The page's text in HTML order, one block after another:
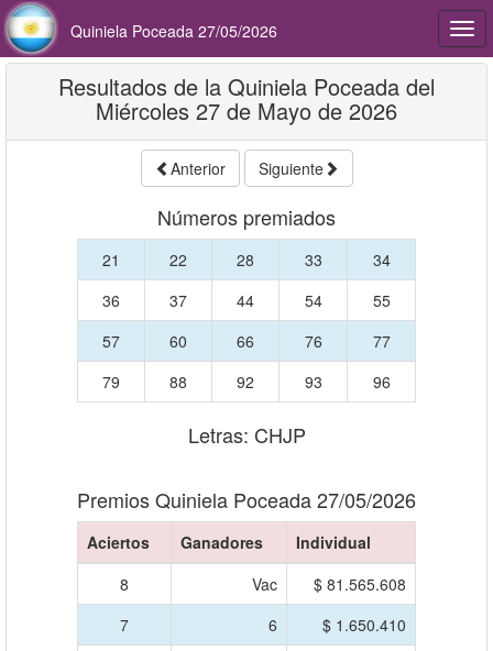
Quiniela Poceada 27/05/2026
Resultados de la Quiniela Poceada del
Miércoles 27 de Mayo de 2026
Anterior Siguiente
Números premiados
21 22 28 33
34
36
37 44 54
55
57
60 66 76
77
79
88 92 93 96
Letras: CHJP
Premios Quiniela Poceada 27/05/2026
Aciertos Ganadores
Individual
8
Vac
$ 81.565.608
7
6
$ 1.650.410